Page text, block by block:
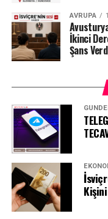
AVRUPA
İkinci
Şans